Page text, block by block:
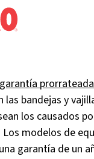
garantía
bandejas y
los causados
modelos de
garantía de un